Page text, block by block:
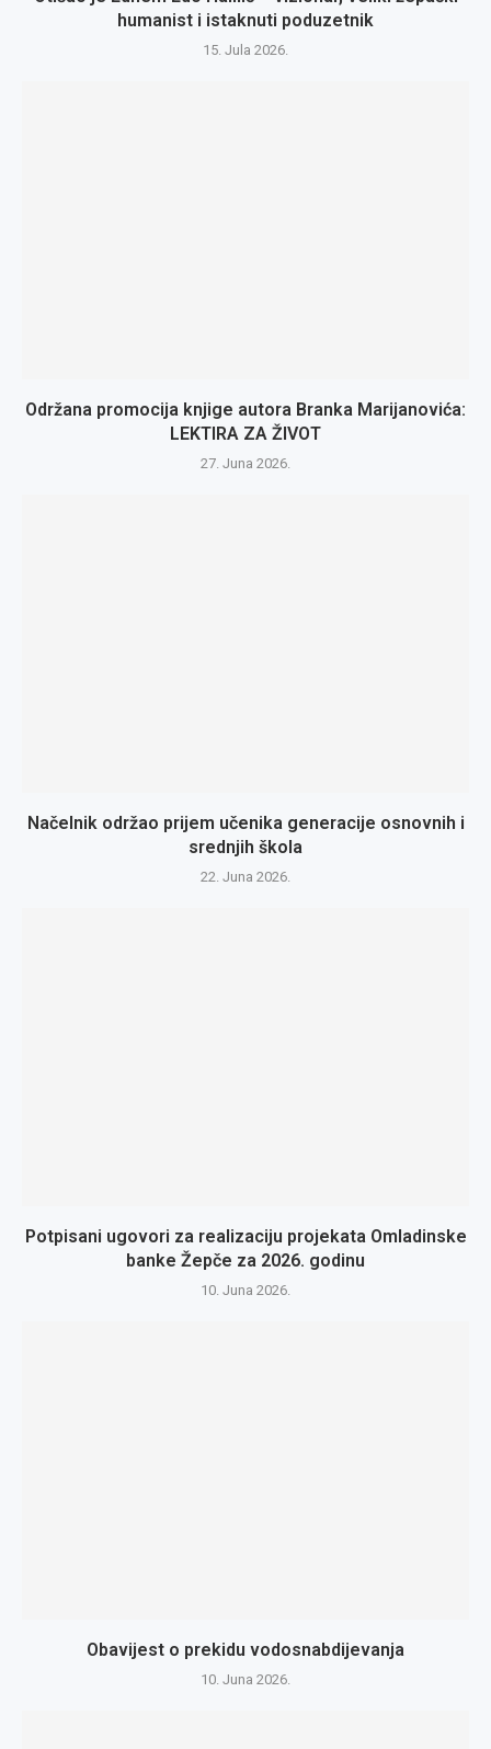
humanist i istaknuti poduzetnik
15. Jula 2026.
Održana promocija knjige autora Branka Marijanovića:
LEKTIRA ZA ŽIVOT
27. Juna 2026.
Načelnik održao prijem učenika generacije osnovnih i
srednjih škola
22. Juna 2026.
Potpisani ugovori za realizaciju projekata Omladinske
banke Žepče za 2026. godinu
10. Juna 2026.
Obavijest o prekidu vodosnabdijevanja
10. Juna 2026.